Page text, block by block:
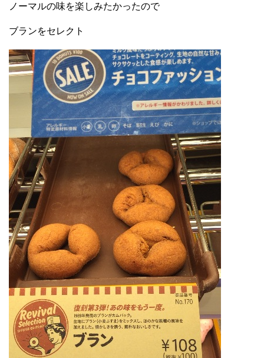
ノーマルの味を楽しみたかったので
ブランをセレクト